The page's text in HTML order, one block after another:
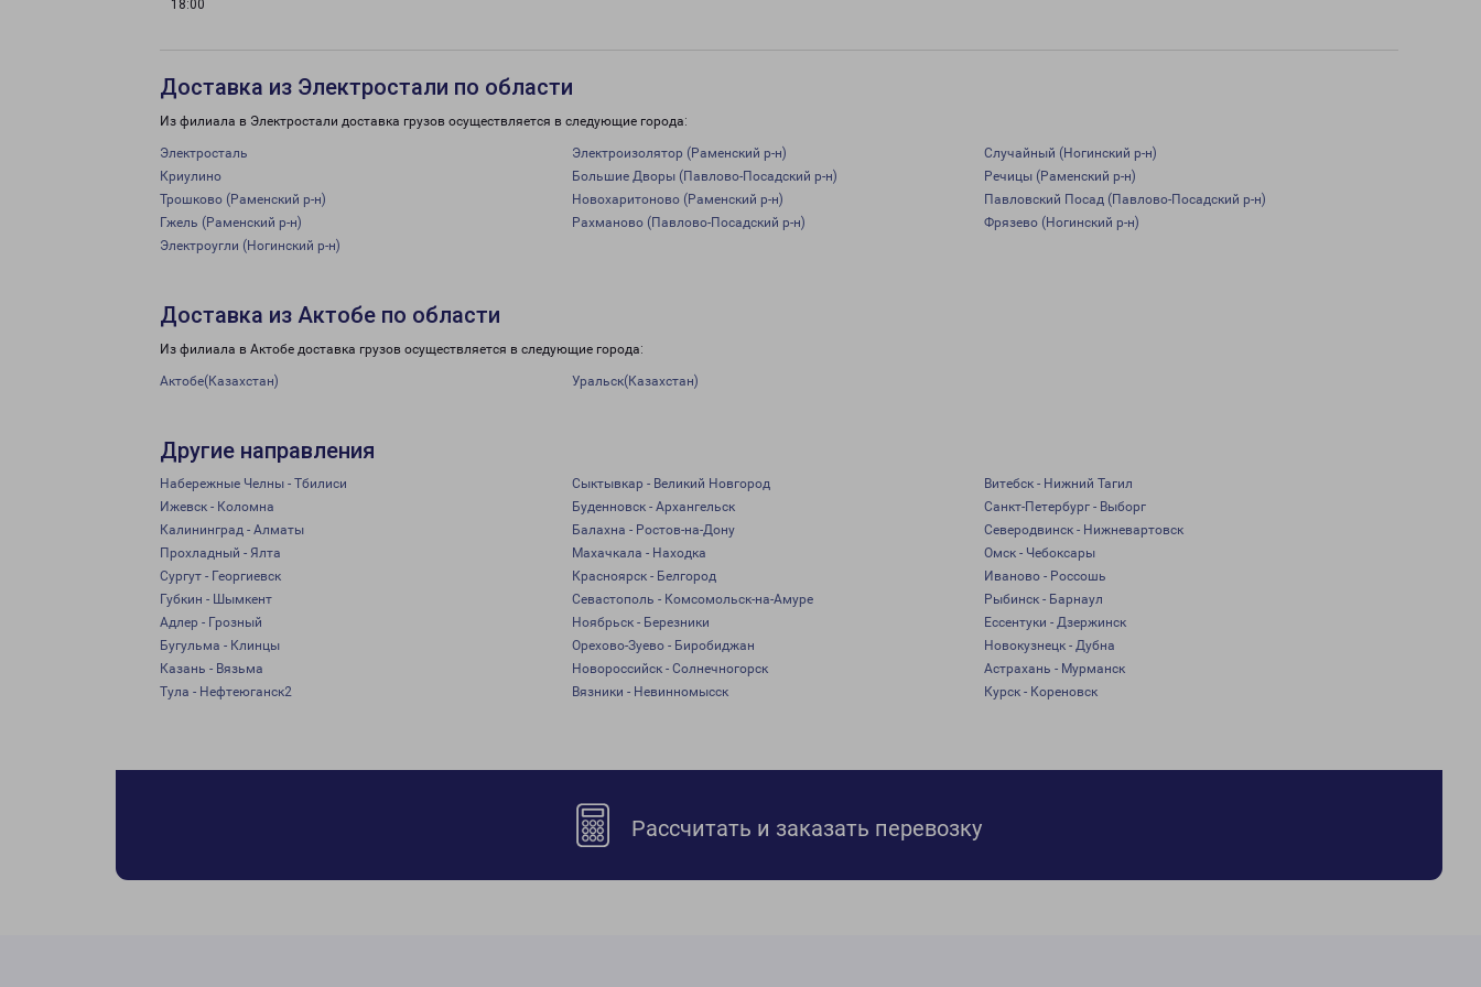
18:00
Доставка из Электростали по области
Из филиала в Электростали доставка грузов осуществляется в следующие города:
Электросталь Электроизолятор (Раменский р-н)
Случайный (Ногинский р-н)
Криулино
Большие Дворы (Павлово-Посадский р-н)
Речицы (Раменский р-н)
Трошково (Раменский р-н)
Новохаритоново (Раменский р-н)
Павловский Посад (Павлово-Посадский р-н)
Гжель (Раменский р-н)
Рахманово (Павлово-Посадский р-н)
Фрязево (Ногинский р-н)
Электроугли (Ногинский р-н)
Доставка из Актобе по области
Из филиала в Актобе доставка грузов осуществляется в следующие города:
Актобе(Казахстан) Уральск(Казахстан)
Другие направления
Набережные Челны - Тбилиси Сыктывкар - Великий Новгород
Витебск - Нижний Тагил
Ижевск - Коломна
Буденновск - Архангельск
Санкт-Петербург - Выборг
Калининград - Алматы
Балахна - Ростов-на-Дону
Северодвинск - Нижневартовск
Прохладный - Ялта
Махачкала - Находка
Омск - Чебоксары
Сургут - Георгиевск
Красноярск - Белгород
Иваново - Россошь
Губкин - Шымкент
Севастополь - Комсомольск-на-Амуре
Рыбинск - Барнаул
Адлер - Грозный
Ноябрьск - Березники
Ессентуки - Дзержинск
Бугульма - Клинцы
Орехово-Зуево - Биробиджан
Новокузнецк - Дубна
Казань - Вязьма
Новороссийск - Солнечногорск
Астрахань - Мурманск
Тула - Нефтеюганск2
Вязники - Невинномысск Курск - Кореновск
Рассчитать и заказать перевозку